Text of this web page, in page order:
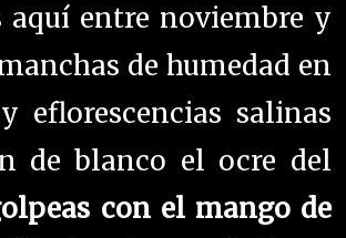
aquí entre noviembre y
de humedad en
eflorescencias salinas
de blanco el ocre del
con el mango de